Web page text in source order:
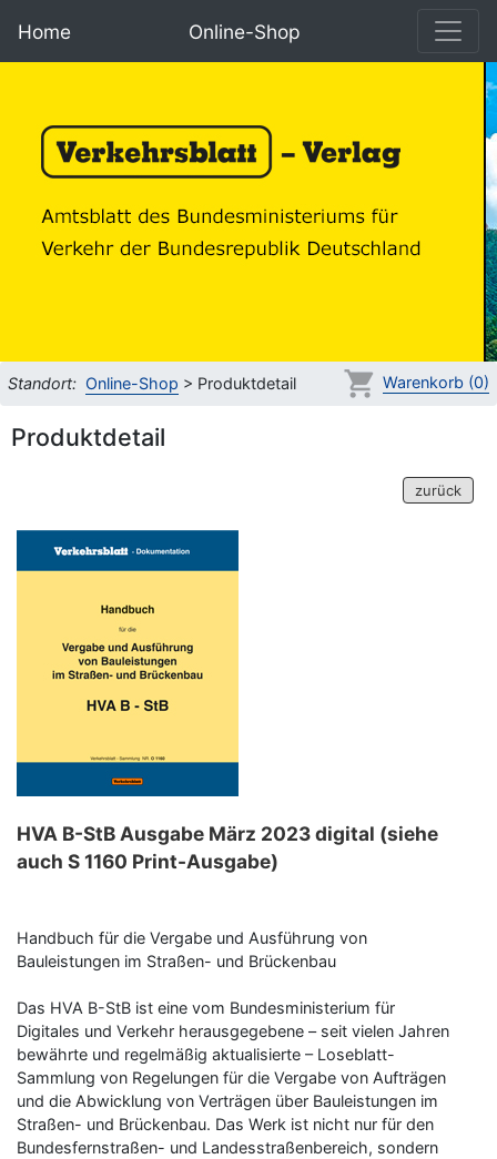
Home Online-Shop
Standort: Online-Shop > Produktdetail Warenkorb (0)
Produktdetail
zurück
HVA B-StB Ausgabe März 2023 digital (siehe
auch S 1160 Print-Ausgabe)
Handbuch für die Vergabe und Ausführung von
Bauleistungen im Straßen- und Brückenbau
Das HVA B-StB ist eine vom Bundesministerium für
Digitales und Verkehr herausgegebene – seit vielen Jahren
bewährte und regelmäßig aktualisierte – Loseblatt-
Sammlung von Regelungen für die Vergabe von Aufträgen
und die Abwicklung von Verträgen über Bauleistungen im
Straßen- und Brückenbau. Das Werk ist nicht nur für den
Bundesfernstraßen- und Landesstraßenbereich, sondern